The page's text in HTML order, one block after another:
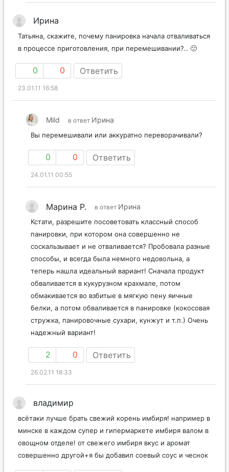
Ирина
Татьяна, скажите, почему панировка начала отваливаться
в процессе приготовления, при перемешивании?.. 🙁
0 0 Ответить
23.01.11 16:58
Mild в ответ Ирина
Вы перемешивали или аккуратно переворачивали?
0 0 Ответить
24.01.11 00:55
Марина Р. в ответ Ирина
Кстати, разрешите посоветовать классный способ
панировки, при котором она совершенно не
соскальзывает и не отваливается? Пробовала разные
способы, и всегда была немного недовольна, а
теперь нашла идеальный вариант! Сначала продукт
обваливается в кукурузном крахмале, потом
обмакивается во взбитые в мягкую пену яичные
белки, а потом обваливается в панировке (кокосовая
стружка, панировочные сухари, кунжут и т.п.) Очень
надежный вариант!
2 0 Ответить
26.02.11 18:33
владимир
всётаки лучше брать свежий корень имбиря! например в
минске в каждом супер и гипермаркете имбиря валом в
овощном отделе! от свежего имбиря вкус и аромат
совершенно другой+я бы добавил соевый соус и чеснок